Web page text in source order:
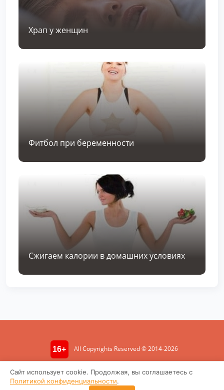
Храп у женщин
Фитбол при беременности
Сжигаем калории в домашних условиях
16+
All Copyrights Reserved © 2014-2026
медицинской консультацией.
Сайт использует cookie. Продолжая, вы соглашаетесь с
Политикой конфиденциальности.